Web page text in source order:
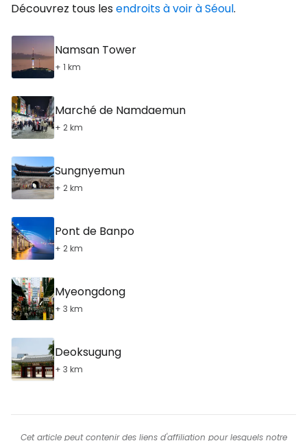
Découvrez tous lesendroits à voir à Séoul.
Namsan Tower
+ 1 km
Marché de Namdaemun
+ 2 km
Sungnyemun
+ 2 km
Pont de Banpo
+ 2 km
Myeongdong
+ 3 km
Deoksugung
+ 3 km
Cet article peut contenir des liens d'affiliation pour lesquels notre